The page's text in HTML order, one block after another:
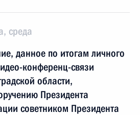
среда
данное по итогам личного
конференц-связи
области,
Президента
советником Президента